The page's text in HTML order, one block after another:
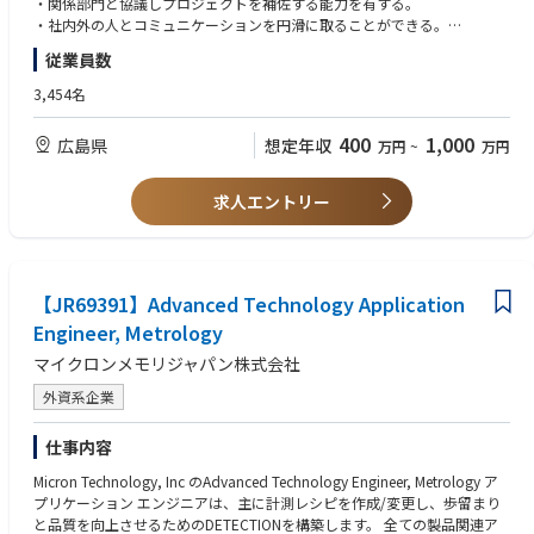
良品率の改善や管理システムの改善、生産性向上の改善を進めて行く必要
また、新規最先端装置の導入や改修もサポートし、より生産計画の向上を
進めて行きます。
開発製品の導入時には、製品や生産技術の問題点を洗い出し、関連部門と
連携しながら、量産化を実現して行きます。
DRY内において、装置担当エンジニアや、他のプロセス担当エンジニア、
り、改善活動を牽引する。
・社内外の人とコミュニケーションを円滑に取ることができる。
・Microsoft Office（Excel, PowerPoint, Word）などのソフトウェアを使
用できる。
・自己管理（業務、健康）ができる。
することが望ましい。
従業員数
3,454名
広島県 想定年収 400 万円 ~ 1,000 万円
求人エントリー
【JR69391】Advanced Technology Application
Engineer, Metrology
マイクロンメモリジャパン株式会社
外資系企業
仕事内容
Micron Technology, Inc のAdvanced Technology Engineer, Metrology ア
プリケーション エンジニアは、主に計測レシピを作成/変更し、歩留まり
と品質を向上させるためのDETECTIONを構築します。 全ての製品関連ア